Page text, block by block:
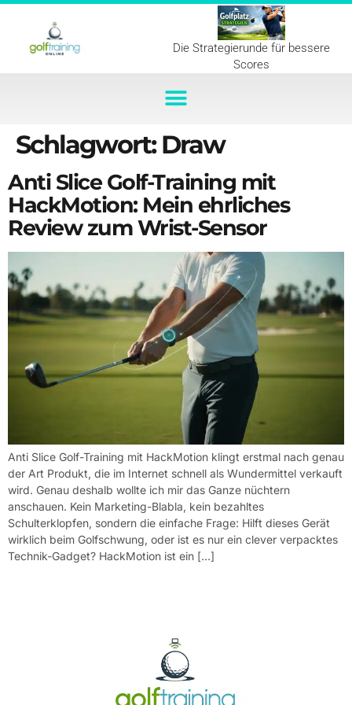
Die Strategierunde für bessere
Scores
Schlagwort:Draw
Anti Slice Golf-Training mit
HackMotion: Mein ehrliches
Review zum Wrist-Sensor
Anti Slice Golf-Training mit HackMotion klingt erstmal nach genau
der Art Produkt, die im Internet schnell als Wundermittel verkauft
wird. Genau deshalb wollte ich mir das Ganze nüchtern
anschauen. Kein Marketing-Blabla, kein bezahltes
Schulterklopfen, sondern die einfache Frage: Hilft dieses Gerät
wirklich beim Golfschwung, oder ist es nur ein clever verpacktes
Technik-Gadget? HackMotion ist ein […]